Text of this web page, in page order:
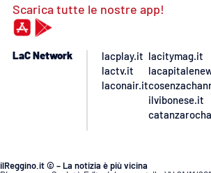
Scarica tutte le nostre app!
LaC Network
lacplay.it
lactv.it
laconair.it
lacitymag.it
ilvibonese.it
ilReggino.it © – La notizia è più vicina